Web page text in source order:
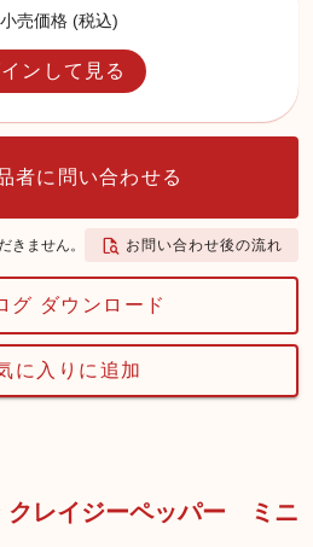
売価格 (税込)
ンして見る
者に問い合わせる
きません。 お問い合わせ後の流れ
グ ダウンロード
に入りに追加
クレイジーペッパー ミニ